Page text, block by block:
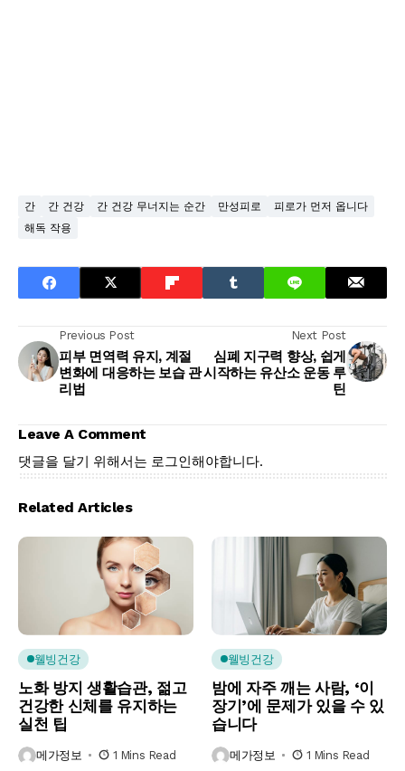
간 간 건강 간 건강 무너지는 순간 만성피로
피로가 먼저 옵니다
해독 작용
Previous Post
피부 면역력 유지, 계절
변화에 대응하는 보습 관
리법
Next Post
심폐 지구력 향상, 쉽게
시작하는 유산소 운동 루
틴
Leave A Comment
댓글을 달기 위해서는 로그인해야합니다.
Related Articles
웰빙건강
노화 방지 생활습관, 젊고
건강한 신체를 유지하는
실천 팁
메가정보 1 Mins Read
웰빙건강
밤에 자주 깨는 사람, ‘이
장기’에 문제가 있을 수 있
습니다
메가정보 1 Mins Read